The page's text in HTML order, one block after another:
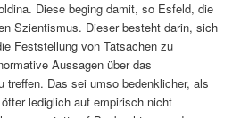
Diese beging damit, so Esfeld, die
Szientismus. Dieser besteht darin, sich
Feststellung von Tatsachen zu
Aussagen über das
treffen. Das sei umso bedenklicher, als
lediglich auf empirisch nicht